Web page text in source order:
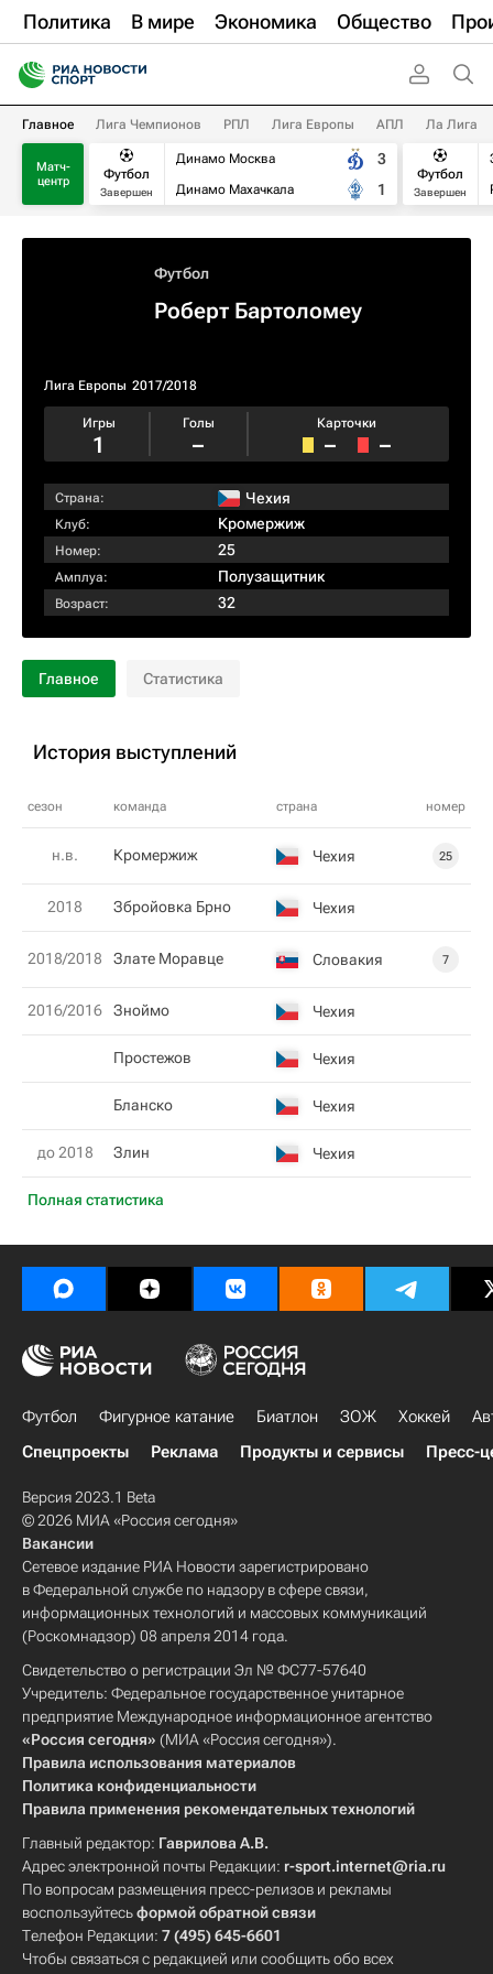
Политика В мире Экономика Общество
Главное Лига Чемпионов РПЛ Лига Европы АПЛ Ла Лига
Матч-
центр
Футбол
Завершен
Динамо Москва
Динамо Махачкала
3
1
Футбол
Завершен
Футбол
Роберт Бартоломеу
Лига Европы 2017/2018
Игры
1
Голы
–
Карточки
– –
Страна: Чехия
Клуб: Кромержиж
Номер: 25
Амплуа: Полузащитник
Возраст: 32
Главное Статистика
История выступлений
сезон команда страна номер
Полная статистика
н.в. Кромержиж Чехия 25
2018 Збройовка Брно Чехия
2018/2018 Злате Моравце Словакия 7
2016/2016 Зноймо Чехия
Простежов Чехия
Бланско Чехия
до 2018 Злин Чехия
Футбол Фигурное катание Биатлон ЗОЖ Хоккей
Спецпроекты
Реклама Продукты и сервисы Пресс-
Версия 2023.1 Beta
© 2026 МИА «Россия сегодня»
Вакансии
Сетевое издание РИА Новости зарегистрировано
в Федеральной службе по надзору в сфере связи,
информационных технологий и массовых коммуникаций
(Роскомнадзор) 08 апреля 2014 года.
Свидетельство о регистрации Эл № ФС77-57640
Учредитель: Федеральное государственное унитарное
предприятие Международное информационное агентство
«Россия сегодня» (МИА «Россия сегодня»).
Правила использования материалов
Политика конфиденциальности
Правила применения рекомендательных технологий
Главный редактор: Гаврилова А.В.
Адрес электронной почты Редакции: r-sport.internet@ria.ru
По вопросам размещения пресс-релизов и рекламы
воспользуйтесьформой обратной связи
Телефон Редакции: 7 (495) 645-6601
Чтобы связаться с редакцией или сообщить обо всех